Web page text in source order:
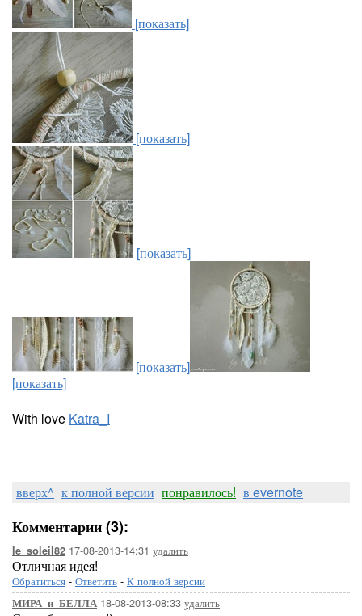
[показать]
[показать]
[показать]
[показать]
[показать]
With love Katra_I
вверх^ к полной версии понравилось! в evernote
Комментарии (3):
le_soleil82 17-08-2013-14:31 удалить
Отличная идея!
Обратиться - Ответить - К полной версии
МИРА_и_БЕЛЛА 18-08-2013-08:33 удалить